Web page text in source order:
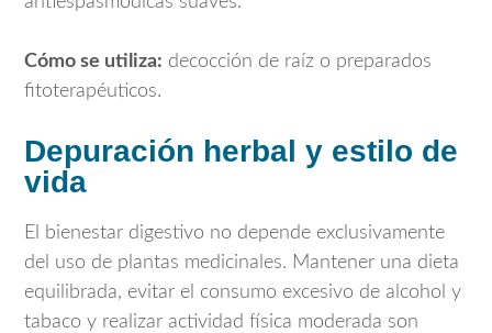
Cómo se utiliza: decocción de raíz o preparados
fitoterapéuticos.
Depuración herbal y estilo de
vida
El bienestar digestivo no depende exclusivamente
del uso de plantas medicinales. Mantener una dieta
equilibrada, evitar el consumo excesivo de alcohol y
tabaco y realizar actividad física moderada son